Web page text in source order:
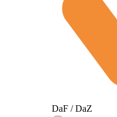
DaF / DaZ